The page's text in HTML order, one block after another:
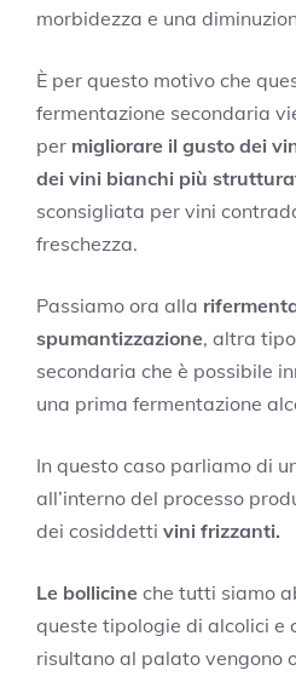
morbidezza e una
È per questo motivo che
fermentazione secondaria
per migliorare il gusto dei
dei vini bianchi più
sconsigliata per vini
freschezza.
Passiamo ora alla
spumantizzazione, altra
secondaria che è possibile
una prima fermentazione
In questo caso parliamo di
all’interno del processo
dei cosiddetti vini frizzanti.
Le bollicine che tutti siamo
queste tipologie di alcolici e
risultano al palato vengono